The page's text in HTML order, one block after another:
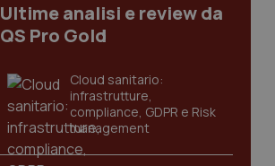
Ultime analisi e review da
QS Pro Gold
Cloud sanitario:
infrastrutture,
compliance, GDPR e Risk
management